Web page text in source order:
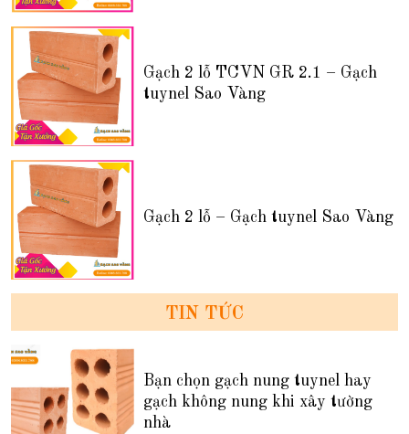
Gạch 2 lỗ TCVN GR 2.1 – Gạch
tuynel Sao Vàng
Gạch 2 lỗ – Gạch tuynel Sao Vàng
TIN TỨC
Bạn chọn gạch nung tuynel hay
gạch không nung khi xây tường
nhà